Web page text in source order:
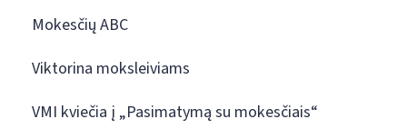
Mokesčių ABC
Viktorina moksleiviams
VMI kviečia į „Pasimatymą su mokesčiais“